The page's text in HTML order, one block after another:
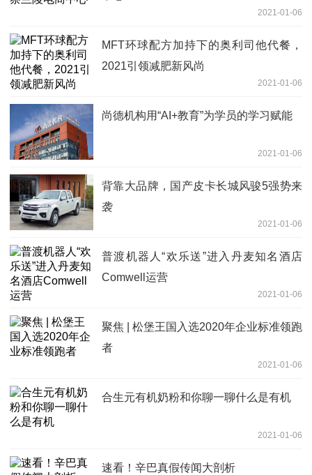
2021-01-06
MFT环球配方加持下的奥利司他代餐，
2021引领减肥新风尚
2021-01-06
尚德机构用“AI+教育”为学员的学习赋能
2021-01-06
背靠大品牌，国产皮卡长城风骏5强势来
袭
2021-01-06
普渡机器人“欢乐送”进入丹麦知名酒店
Comwell运营
2021-01-06
聚焦 | 松堡王国入选2020年企业标准领跑
者
2021-01-06
合生元有机奶粉和你聊一聊什么是有机
2021-01-06
速看！辛巴真假传闻大剖析